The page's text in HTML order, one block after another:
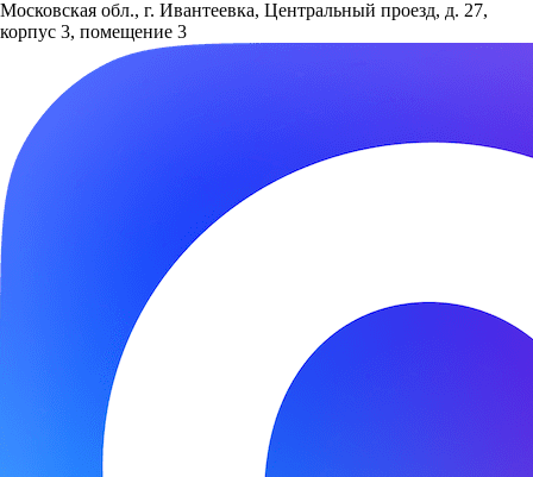
Московская обл., г. Ивантеевка, Центральный проезд, д. 27,
корпус 3, помещение 3